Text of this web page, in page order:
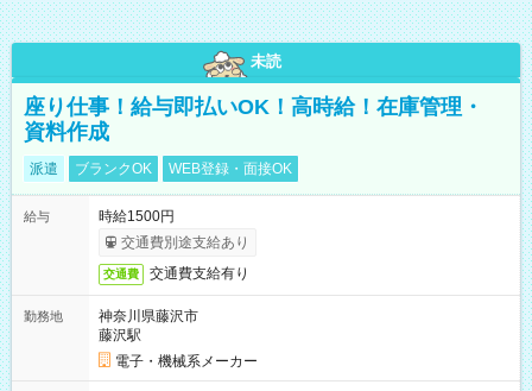
未読
座り仕事！給与即払いOK！高時給！在庫管理・
資料作成
派遣 ブランクOK WEB登録・面接OK
給与
時給1500円
交通費別途支給あり
交通費 交通費支給有り
勤務地
神奈川県藤沢市
藤沢駅
電子・機械系メーカー